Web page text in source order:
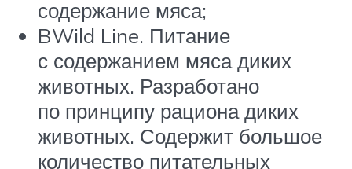
содержание мяса;
BWild Line. Питание
с содержанием мяса диких
животных. Разработано
по принципу рациона диких
животных. Содержит большое
количество питательных